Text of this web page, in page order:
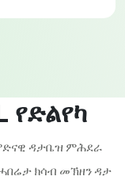
የድልየካ
ዳታቤዝ ምሕደራ
ክሳብ መኽዘን ዳታ